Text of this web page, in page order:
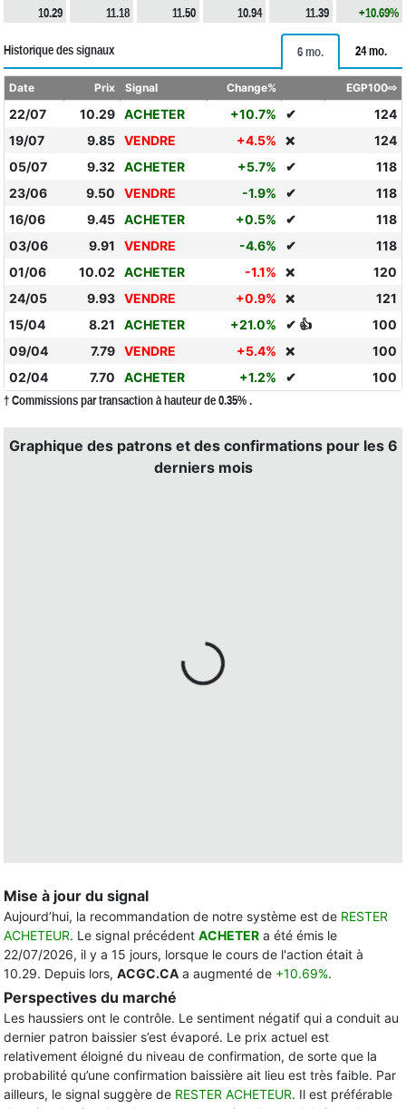
10.29 11.18 11.50 10.94 11.39 +10.69%
Historique des signaux 6 mo. 24 mo.
Date Prix Signal Change% EGP100⇨
22/07 10.29 ACHETER +10.7% ✔
124
19/07
9.85 VENDRE +4.5% ❌
124
05/07
9.32 ACHETER +5.7% ✔
118
23/06
9.50 VENDRE -1.9% ✔
118
16/06
9.45 ACHETER +0.5% ✔
118
03/06
9.91 VENDRE -4.6% ✔
118
01/06
10.02 ACHETER -1.1% ❌
120
24/05
9.93 VENDRE +0.9% ❌
121
15/04
8.21 ACHETER +21.0% ✔ 👍
100
09/04
7.79 VENDRE +5.4% ❌
100
02/04
7.70 ACHETER +1.2% ✔ 100
† Commissions par transaction à hauteur de 0.35% .
Graphique des patrons et des confirmations pour les 6
derniers mois
Mise à jour du signal
Aujourd’hui, la recommandation de notre système est de RESTER
ACHETEUR. Le signal précédent ACHETER a été émis le
22/07/2026, il y a 15 jours, lorsque le cours de l'action était à
10.29. Depuis lors, ACGC.CA a augmenté de +10.69%.
Perspectives du marché
Les haussiers ont le contrôle. Le sentiment négatif qui a conduit au
dernier patron baissier s’est évaporé. Le prix actuel est
relativement éloigné du niveau de confirmation, de sorte que la
probabilité qu’une confirmation baissière ait lieu est très faible. Par
ailleurs, le signal suggère de RESTER ACHETEUR. Il est préférable